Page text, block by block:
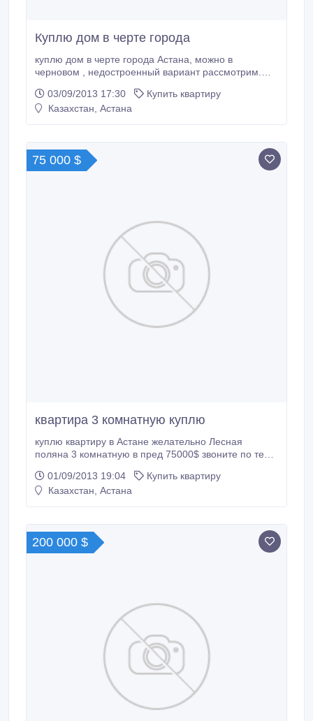
Куплю дом в черте города
куплю дом в черте города Астана, можно в
черновом , недостроенный вариант рассмотрим.
03/09/2013 17:30
Купить квартиру
Казахстан, Астана
75 000 $
квартира 3 комнатную куплю
куплю квартиру в Астане желательно Лесная
поляна 3 комнатную в пред 75000$ звоните по тел
01/09/2013 19:04
Купить квартиру
Казахстан, Астана
200 000 $